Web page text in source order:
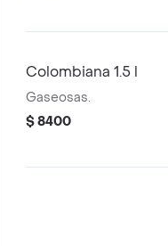
Colombiana 1.5 l
Gaseosas.
$ 8400